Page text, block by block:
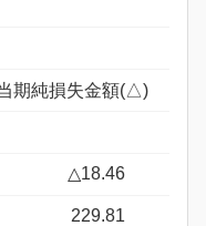
期純損失金額(△)
△18.46
229.81